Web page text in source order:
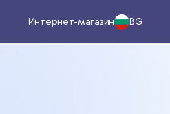
Интернет-магазин BG